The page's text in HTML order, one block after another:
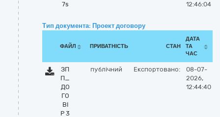
7s
12:46:04
Тип документа: Проект договору
ФАЙЛ ПРИВАТНІСТЬ СТАН
ДАТА
ТА
ЧАС
ЗП
П_
ДО
ГО
ВІ
Р 3
публічний Експортовано:
08-07-
2026,
12:44:40